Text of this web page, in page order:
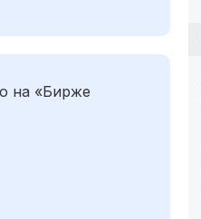
на «Бирже